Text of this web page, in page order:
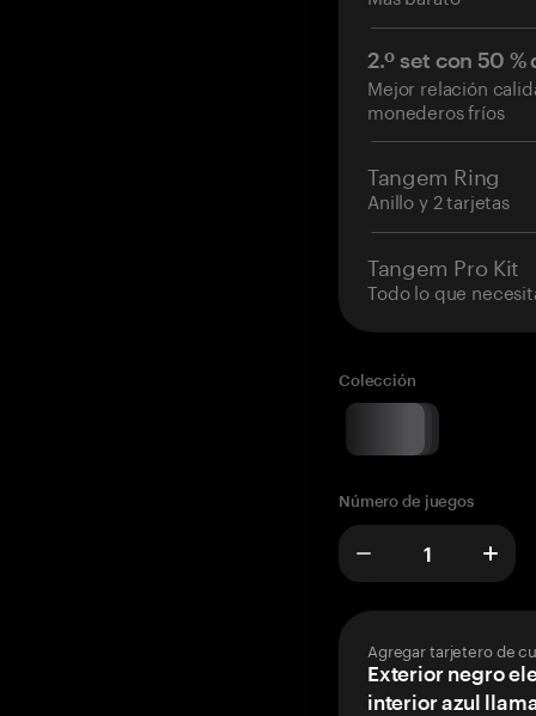
2.º set con 50
Mejor relación
monederos fríos
Tangem Ring
Anillo y 2 tarjetas
Tangem Pro Kit
Todo lo que
Colección
Número de juegos
Agregar tarjetero de
Exterior negro
interior azul